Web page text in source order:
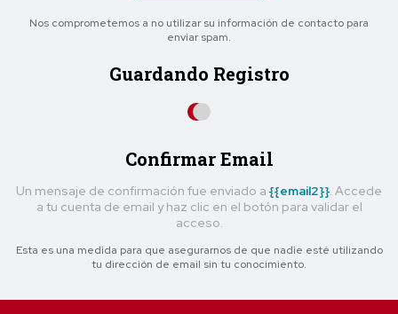
Nos comprometemos a no utilizar su información de contacto para
enviar spam.
Guardando Registro
Confirmar Email
Un mensaje de confirmación fue enviado a {{email2}}. Accede
a tu cuenta de email y haz clic en el botón para validar el
acceso.
Esta es una medida para que asegurarnos de que nadie esté utilizando
tu dirección de email sin tu conocimiento.